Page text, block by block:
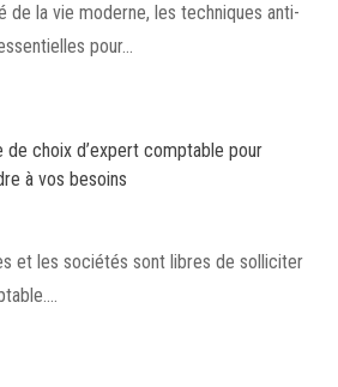
de la vie moderne, les techniques anti-
pour…
de choix d’expert comptable pour
à vos besoins
et les sociétés sont libres de solliciter